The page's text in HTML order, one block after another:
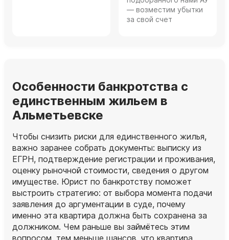
— возместим убытки
за свой счет
Особенности банкротства с
единственным жильем в
Альметьевске
Чтобы снизить риски для единственного жилья,
важно заранее собрать документы: выписку из
ЕГРН, подтверждение регистрации и проживания,
оценку рыночной стоимости, сведения о другом
имуществе. Юрист по банкротству поможет
выстроить стратегию: от выбора момента подачи
заявления до аргументации в суде, почему
именно эта квартира должна быть сохранена за
должником. Чем раньше вы займётесь этим